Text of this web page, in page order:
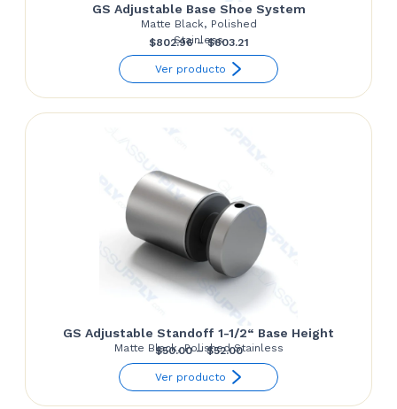
GS Adjustable Base Shoe System
Matte Black, Polished
Stainless
$802.96 – $803.21Price
range:
through
Ver producto
GS Adjustable Standoff 1-1/2“ Base Height
Matte Black, Polished Stainless
$50.00 – $52.00Price
range:
Ver producto